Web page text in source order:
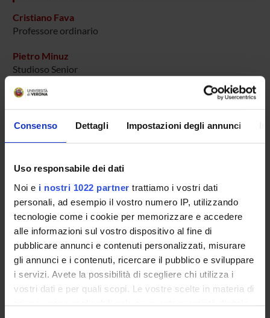
Consenso Dettagli Impostazioni degli annunci
Uso responsabile dei dati
Noi e i nostri 1022 partner trattiamo i vostri dati
personali, ad esempio il vostro numero IP, utilizzando
tecnologie come i cookie per memorizzare e accedere
alle informazioni sul vostro dispositivo al fine di
pubblicare annunci e contenuti personalizzati, misurare
gli annunci e i contenuti, ricercare il pubblico e sviluppare
i servizi. Avete la possibilità di scegliere chi utilizza i
vostri dati e per quali scopi. Le vostre scelte in materia di
privacy sono applicabili solo su questa proprietà digitale
Cristiano Fava
Professore ordinario
Pietro Minuz
Studioso Senior
Cardiac & Cardiovascular Systems (DNBM)
SEZIONI
Medicina Interna C
ATTIVITÀ